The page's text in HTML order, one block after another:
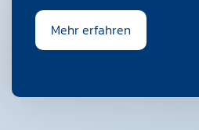
Mehr erfahren